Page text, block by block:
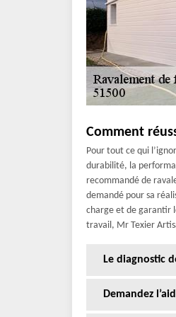
Comment
Pour tout ce qui
durabilité, la
recommandé de
demandé pour sa
charge et de garantir
travail, Mr Texier
Le diagnostic
Demandez